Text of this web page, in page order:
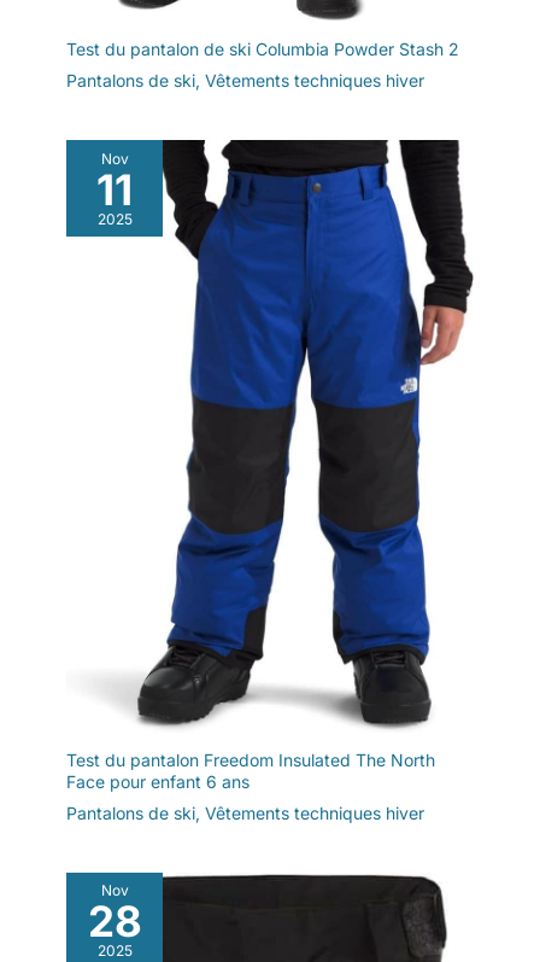
Test du pantalon de ski Columbia Powder Stash 2
Pantalons de ski, Vêtements techniques hiver
Nov
11
2025
Test du pantalon Freedom Insulated The North
Face pour enfant 6 ans
Pantalons de ski, Vêtements techniques hiver
Nov
28
2025